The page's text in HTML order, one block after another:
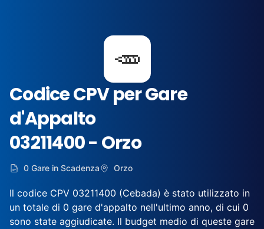
🥕
Codice CPV per Gare
d'Appalto
03211400 - Orzo
0 Gare in Scadenza Orzo
Il codice CPV 03211400 (Cebada) è stato utilizzato in
un totale di 0 gare d'appalto nell'ultimo anno, di cui 0
sono state aggiudicate. Il budget medio di queste gare